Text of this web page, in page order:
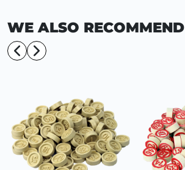
WE ALSO RECOMMEND